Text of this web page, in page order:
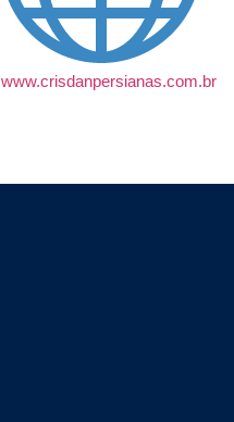
www.crisdanpersianas.com.br